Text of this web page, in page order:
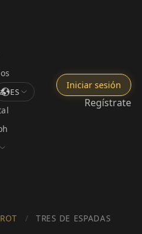
ES
Iniciar sesión
Regístrate
/ TRES DE ESPADAS